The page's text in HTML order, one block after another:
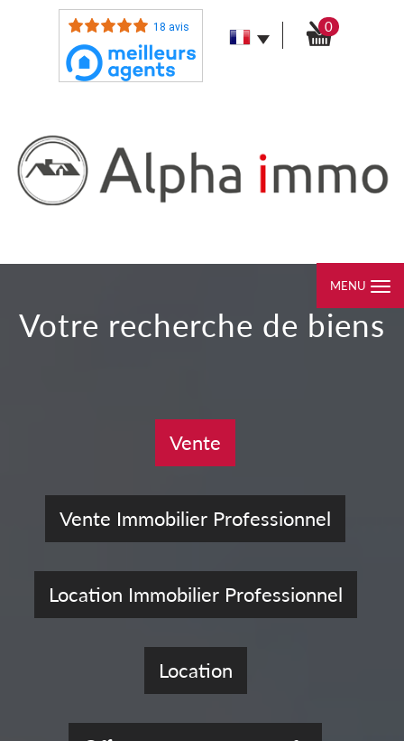
18 avis 0
MENU
votre recherche de biens
Vente
Vente Immobilier Professionnel
Location Immobilier Professionnel
Location